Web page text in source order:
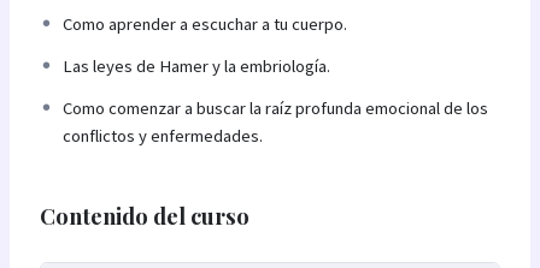
Como aprender a escuchar a tu cuerpo.
Las leyes de Hamer y la embriología.
Como comenzar a buscar la raíz profunda emocional de los
conflictos y enfermedades.
Contenido del curso